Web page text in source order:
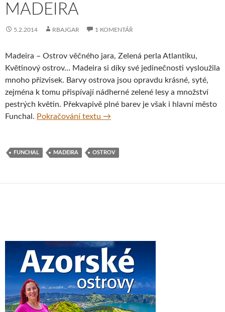
MADEIRA
5.2.2014 RBAJGAR 1 KOMENTÁŘ
Madeira – Ostrov věčného jara, Zelená perla Atlantiku,
Květinový ostrov… Madeira si díky své jedinečnosti vysloužila
mnoho přízvisek. Barvy ostrova jsou opravdu krásné, syté,
zejména k tomu přispívají nádherné zelené lesy a množství
pestrých květin. Překvapivě plné barev je však i hlavní město
Funchal. Pokračování textu Nečekaná pouliční galerie, město
→
FUNCHAL MADEIRA OSTROV